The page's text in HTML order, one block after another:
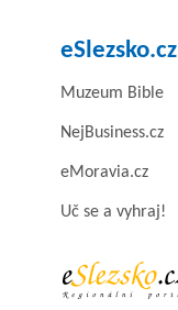
eSlezsko.cz
Muzeum Bible
NejBusiness.cz
eMoravia.cz
Uč se a vyhraj!